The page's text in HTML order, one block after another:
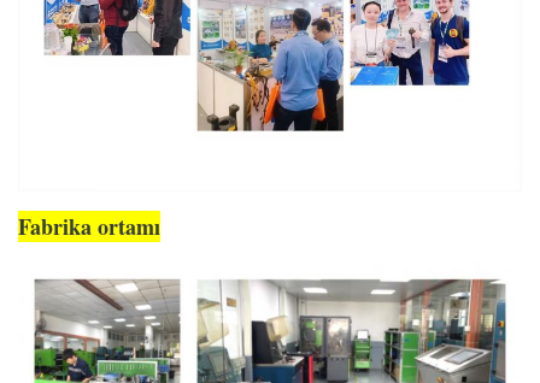
Fabrika ortamı